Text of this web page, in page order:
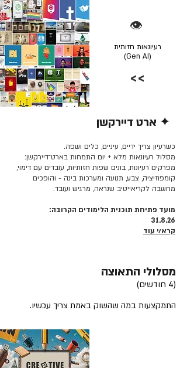
👁️
רעיונאות חזותית
(Gen AI)
>>
✦ ארט דיירקשן
כשרעיון צריך ידיים, עיניים, כלים ושפה.
מסלול רעיונאות מלא + יום התמחות בארט־דיירקשן:
מפרקים רעיונות, בונים שפות חזותיות, עובדים עם דימוי,
קומפוזיציה, צבע, תנועה ומערכות בינה - והופכים
מחשבה לקריאייטיב שנראה, מרגיש ועובד.
מועד פתיחת תוכנית הלימודים הקרובה:
31.8.26
קרא/י עוד
מסלולי התאוצה
(4 חודשים)
התמקצעות במה שהשוק באמת צריך עכשיו.